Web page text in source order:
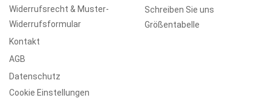
Widerrufsrecht & Muster-
Widerrufsformular
Kontakt
AGB
Datenschutz
Cookie Einstellungen
Schreiben Sie uns
Größentabelle